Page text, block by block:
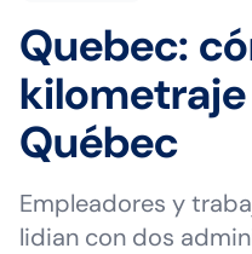
Quebec:
kilometraje
Québec
Empleadores y
lidian con dos